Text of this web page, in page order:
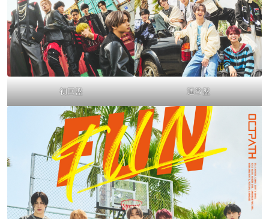
初回盤 通常盤